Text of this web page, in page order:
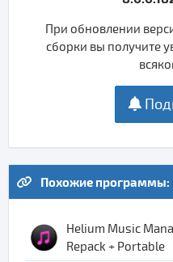
При обновлении
сборки вы получите
Похожие программы:
Helium Music
Repack + Portable